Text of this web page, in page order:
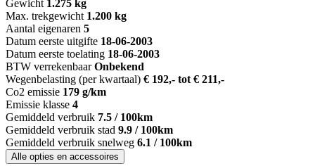
Gewicht 1.275 kg
Max. trekgewicht 1.200 kg
Aantal eigenaren 5
Datum eerste uitgifte 18-06-2003
Datum eerste toelating 18-06-2003
BTW verrekenbaar Onbekend
Wegenbelasting (per kwartaal) € 192,- tot € 211,-
Co2 emissie 179 g/km
Emissie klasse 4
Gemiddeld verbruik 7.5 / 100km
Gemiddeld verbruik stad 9.9 / 100km
Gemiddeld verbruik snelweg 6.1 / 100km
Alle opties en accessoires